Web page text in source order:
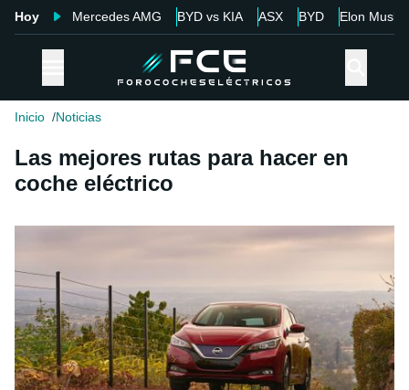
Hoy Mercedes AMG BYD vs KIA ASX BYD Elon Musk
Inicio Noticias
Las mejores rutas para hacer en
coche eléctrico